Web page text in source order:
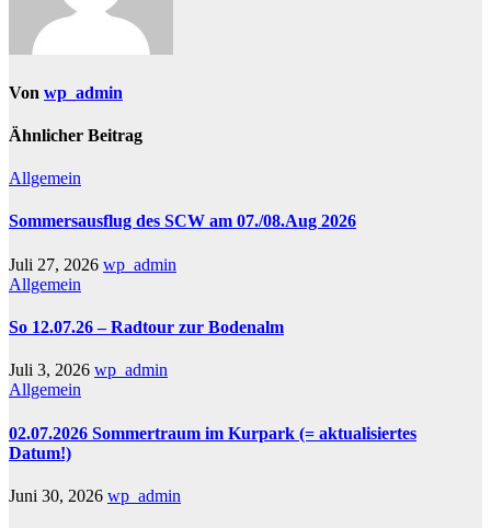
Von wp_admin
Ähnlicher Beitrag
Allgemein
Sommersausflug des SCW am 07./08.Aug 2026
Juli 27, 2026 wp_admin
Allgemein
So 12.07.26 – Radtour zur Bodenalm
Juli 3, 2026 wp_admin
Allgemein
02.07.2026 Sommertraum im Kurpark (= aktualisiertes
Datum!)
Juni 30, 2026 wp_admin